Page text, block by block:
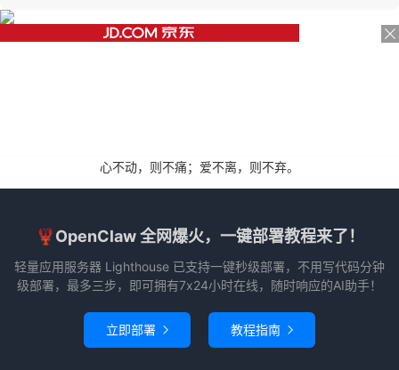
心不动，则不痛；爱不离，则不弃。
🦞OpenClaw 全网爆火，一键部署教程来了！
轻量应用服务器 Lighthouse 已支持一键秒级部署，不用写代码分钟
级部署，最多三步，即可拥有7x24小时在线，随时响应的AI助手！
立即部署  教程指南 